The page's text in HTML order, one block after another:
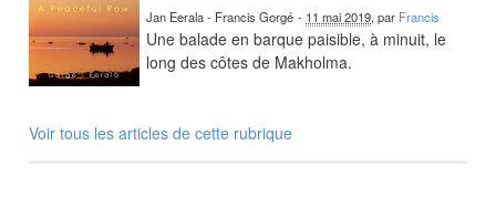
Jan Eerala - Francis Gorgé - 11 mai 2019, par Francis
Une balade en barque paisible, à minuit, le
long des côtes de Makholma.
Voir tous les articles de cette rubrique